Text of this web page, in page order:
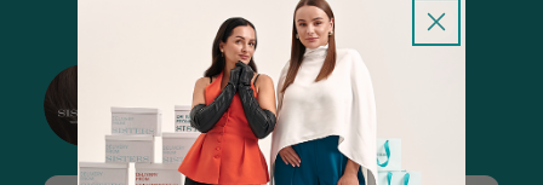
@sisters_stelmakh в Instagram
Підписатися